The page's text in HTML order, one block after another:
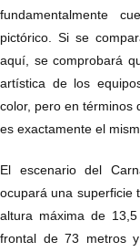
fundamentalmente
pictórico. Si se
aquí, se comprobará
artística de los
color, pero en términos
es exactamente el
El escenario del
ocupará una superficie
altura máxima de
frontal de 73 metros